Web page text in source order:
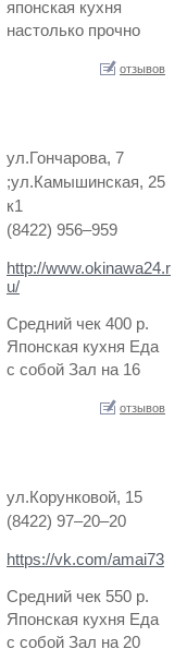
японская кухня
настолько прочно
повседневную жизнь,
отказывать себе в
удовольствии и
полакомиться
японской кухней, не
выходя из дома или
офиса. …
отзывов
ул.Гончарова, 7
;ул.Камышинская, 25
к1
(8422) 956‒959
http://www.okinawa24.r
u/
Средний чек 400 р.
Японская кухня Еда
с собой Зал на 16
отзывов
ул.Корунковой, 15
(8422) 97‒20‒20
https://vk.com/amai73
Средний чек 550 р.
Японская кухня Еда
с собой Зал на 20